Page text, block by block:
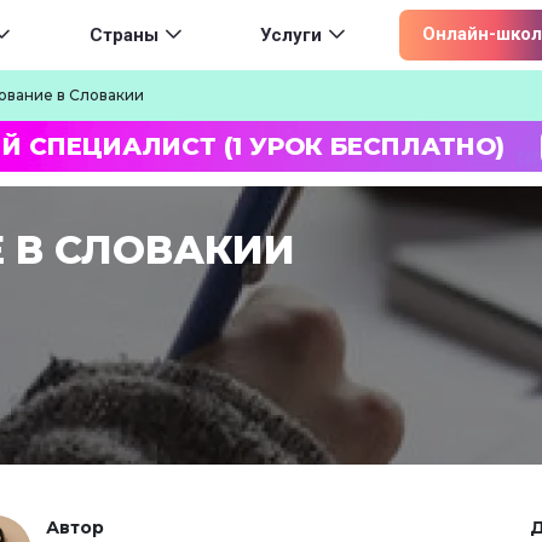
Страны Услуги Онлайн-
в Словакии
СПЕЦИАЛИСТ (1 УРОК БЕСПЛАТНО)
В СЛОВАКИИ
Автор